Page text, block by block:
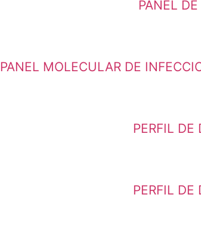
PANEL
PANEL MOLECULAR DE
PERFIL
PERFIL